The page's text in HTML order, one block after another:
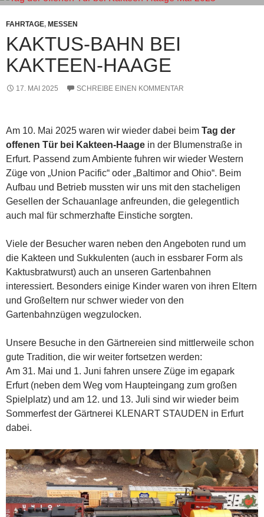
FAHRTAGE, MESSEN
KAKTUS-BAHN BEI
KAKTEEN-HAAGE
17. MAI 2025 SCHREIBE EINEN KOMMENTAR
Am 10. Mai 2025 waren wir wieder dabei beim Tag der
offenen Tür bei Kakteen-Haage in der Blumenstraße in
Erfurt. Passend zum Ambiente fuhren wir wieder Western
Züge von „Union Pacific“ oder „Baltimor and Ohio“. Beim
Aufbau und Betrieb mussten wir uns mit den stacheligen
Gesellen der Schauanlage anfreunden, die gelegentlich
auch mal für schmerzhafte Einstiche sorgten.
Viele der Besucher waren neben den Angeboten rund um
die Kakteen und Sukkulenten (auch in essbarer Form als
Kaktusbratwurst) auch an unseren Gartenbahnen
interessiert. Besonders einige Kinder waren von ihren Eltern
und Großeltern nur schwer wieder von den
Gartenbahnzügen wegzulocken.
Unsere Besuche in den Gärtnereien sind mittlerweile schon
gute Tradition, die wir weiter fortsetzen werden:
Am 31. Mai und 1. Juni fahren unsere Züge im egapark
Erfurt (neben dem Weg vom Haupteingang zum großen
Spielplatz) und am 12. und 13. Juli sind wir wieder beim
Sommerfest der Gärtnerei KLENART STAUDEN in Erfurt
dabei.